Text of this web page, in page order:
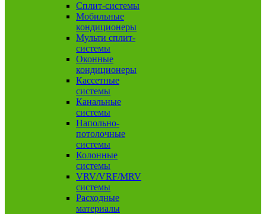
Сплит-системы
Мобильные
кондиционеры
Мульти сплит-
системы
Оконные
кондиционеры
Кассетные
системы
Канальные
системы
Напольно-
потолочные
системы
Колонные
системы
VRV/VRF/MRV
системы
Расходные
материалы